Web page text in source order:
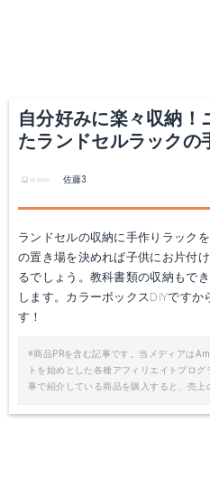
自分好みに楽々収納！
たランドセルラックの
佐藤3
ランドセルの収納に手作りラック
の置き場を決めれば子供にお片付
るでしょう。教科書類の収納もで
します。カラーボックスDIYです
す！
※商品PRを含む記事です。当メディアは
トを始めとした各種アフィリエイトプロ
事で紹介している商品を購入すると、売上